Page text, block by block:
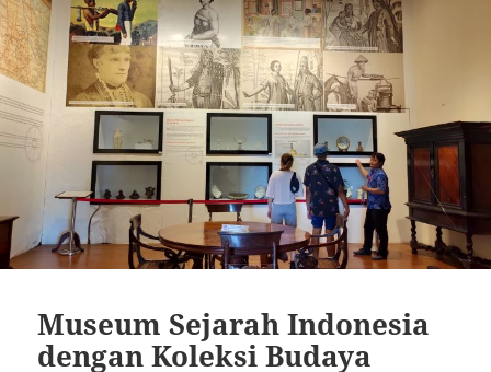
Museum Sejarah Indonesia
dengan Koleksi Budaya